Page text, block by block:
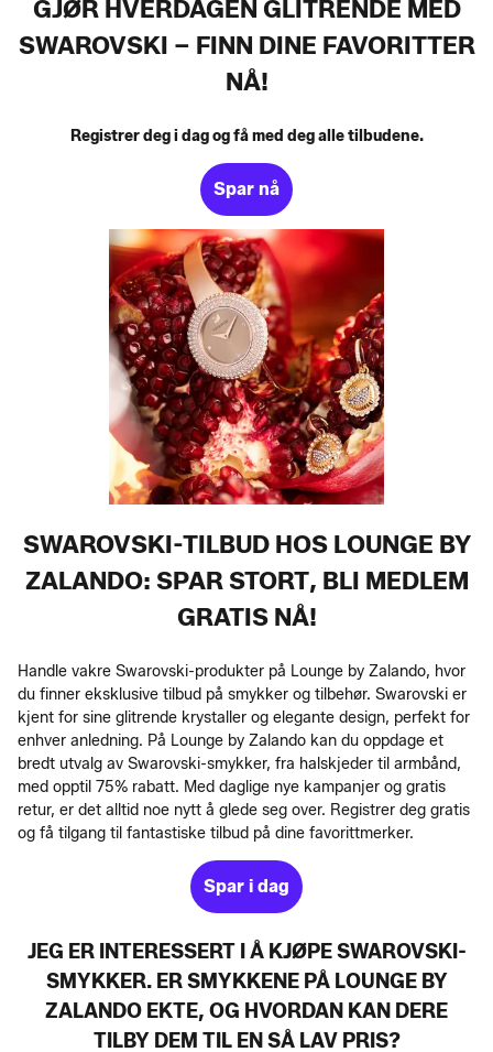
GJØR HVERDAGEN GLITRENDE MED
SWAROVSKI – FINN DINE FAVORITTER
NÅ!
Registrer deg i dag og få med deg alle tilbudene.
Spar nå
SWAROVSKI-TILBUD HOS LOUNGE BY
ZALANDO: SPAR STORT, BLI MEDLEM
GRATIS NÅ!
Handle vakre Swarovski-produkter på Lounge by Zalando, hvor
du finner eksklusive tilbud på smykker og tilbehør. Swarovski er
kjent for sine glitrende krystaller og elegante design, perfekt for
enhver anledning. På Lounge by Zalando kan du oppdage et
bredt utvalg av Swarovski-smykker, fra halskjeder til armbånd,
med opptil 75% rabatt. Med daglige nye kampanjer og gratis
retur, er det alltid noe nytt å glede seg over. Registrer deg gratis
og få tilgang til fantastiske tilbud på dine favorittmerker.
Spar i dag
JEG ER INTERESSERT I Å KJØPE SWAROVSKI-
SMYKKER. ER SMYKKENE PÅ LOUNGE BY
ZALANDO EKTE, OG HVORDAN KAN DERE
TILBY DEM TIL EN SÅ LAV PRIS?